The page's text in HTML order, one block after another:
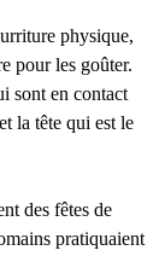
physique,
pour les goûter.
sont en contact
la tête qui est le
des fêtes de
pratiquaient